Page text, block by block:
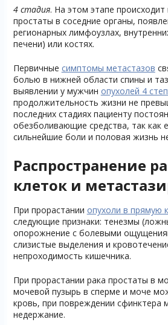
4 стадия. На этом этапе происходит
простаты в соседние органы,
регионарных лимфоузлах,
печени) или костях.
Первичные симптомы метастазов
болью в нижней области спины и
выявлении у мужчин опухолей 4
продолжительность жизни не
последних стадиях пациенту
обезболивающие средства, так как
сильнейшие боли и половая жизнь
Распространение
клеток и
При прорастании опухоли в прямую
следующие признаки: тенезмы
опорожнение с болевыми
слизистые выделения и
непроходимость кишечника.
При прорастании рака простаты в
мочевой пузырь в сперме и моче
кровь, при повреждении сфинктера
недержание.